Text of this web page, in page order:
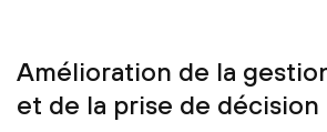
Amélioration de la
et de la prise de décision